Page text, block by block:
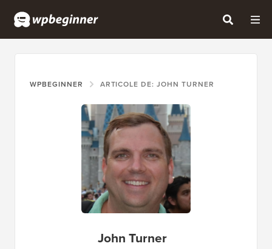
WPBEGINNER ARTICOLE DE: JOHN TURNER
John Turner